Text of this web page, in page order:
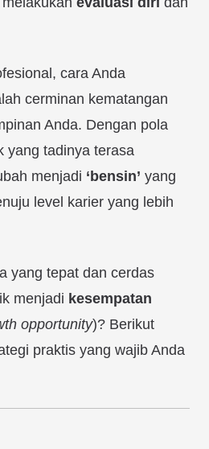
cara Anda
cerminan kematangan
Anda. Dengan pola
yang tadinya terasa
menjadi ‘bensin’ yang
level karier yang lebih
yang tepat dan cerdas
menjadi kesempatan
opportunity)? Berikut
praktis yang wajib Anda